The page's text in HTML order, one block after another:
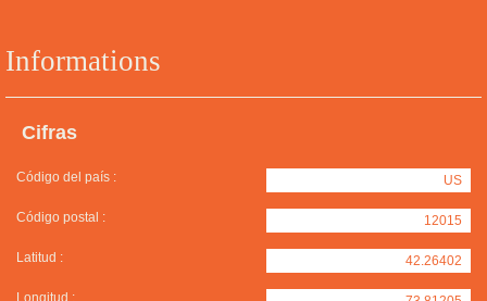
Informations
Cifras
Código del país : US
Código postal : 12015
Latitud : 42.26402
Longitud :